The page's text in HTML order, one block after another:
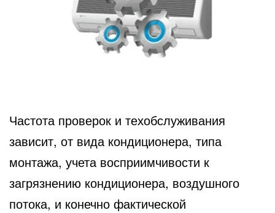
Частота проверок и техобслуживания
зависит, от вида кондиционера, типа
монтажа, учета восприимчивости к
загрязнению кондиционера, воздушного
потока, и конечно фактической